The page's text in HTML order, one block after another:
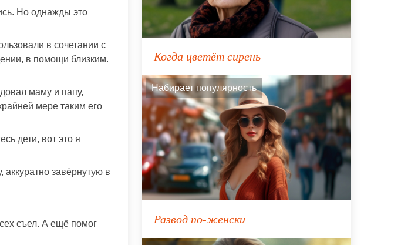
Но однажды это
в сочетании с
в помощи близким.
маму и папу,
мере таким его
дети, вот это я
завёрнутую в
съел. А ещё помог
Когда цветёт сирень
Набирает популярность
Развод по-женски